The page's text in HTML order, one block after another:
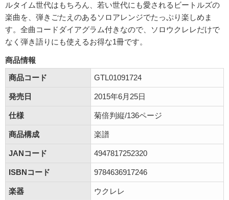
ルタイム世代はもちろん、若い世代にも愛されるビートルズの
楽曲を、弾きごたえのあるソロアレンジでたっぷり楽しめま
す。全曲コードダイアグラム付きなので、ソロウクレレだけで
なく弾き語りにも使えるお得な1冊です。
商品情報
商品コード
GTL01091724
発売日 2015年6月25日
仕様 菊倍判縦/136ページ
商品構成 楽譜
JANコード 4947817252320
ISBNコード 9784636917246
楽器 ウクレレ